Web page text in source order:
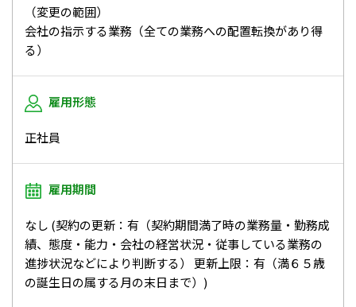
（変更の範囲）
会社の指示する業務（全ての業務への配置転換があり得
る）
雇用形態
正社員
雇用期間
なし (契約の更新：有（契約期間満了時の業務量・勤務成
績、態度・能力・会社の経営状況・従事している業務の
進捗状況などにより判断する） 更新上限：有（満６５歳
の誕生日の属する月の末日まで）)